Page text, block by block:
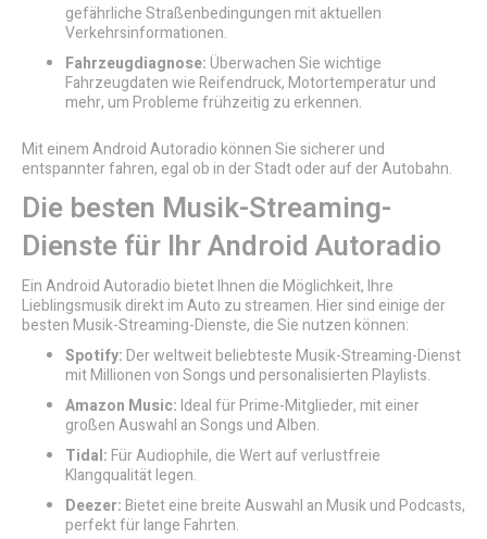
gefährliche Straßenbedingungen mit aktuellen
Verkehrsinformationen.
Fahrzeugdiagnose:Überwachen Sie wichtige
Fahrzeugdaten wie Reifendruck, Motortemperatur und
mehr, um Probleme frühzeitig zu erkennen.
Mit einem Android Autoradio können Sie sicherer und
entspannter fahren, egal ob in der Stadt oder auf der Autobahn.
Die besten Musik-Streaming-
Dienste für Ihr Android Autoradio
Ein Android Autoradio bietet Ihnen die Möglichkeit, Ihre
Lieblingsmusik direkt im Auto zu streamen. Hier sind einige der
besten Musik-Streaming-Dienste, die Sie nutzen können:
Spotify:Der weltweit beliebteste Musik-Streaming-Dienst
mit Millionen von Songs und personalisierten Playlists.
Amazon Music:Ideal für Prime-Mitglieder, mit einer
großen Auswahl an Songs und Alben.
Tidal:Für Audiophile, die Wert auf verlustfreie
Klangqualität legen.
Deezer:Bietet eine breite Auswahl an Musik und Podcasts,
perfekt für lange Fahrten.